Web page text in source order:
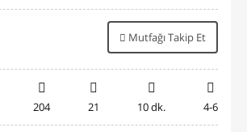
Mutfağı Takip Et
204 21 10 dk. 4-6